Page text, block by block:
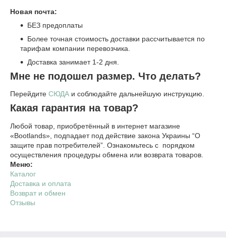
Новая почта:
БЕЗ предоплаты
Более точная стоимость доставки рассчитывается по
тарифам компании перевозчика.
Доставка занимает 1-2 дня.
Мне не подошел размер. Что делать?
Перейдите СЮДА и соблюдайте дальнейшую инструкцию.
Какая гарантия на товар?
Любой товар, приобретённый в интернет магазине
«Bootlands», подпадает под действие закона Украины “О
защите прав потребителей”. Ознакомьтесь с порядком
осуществления процедуры обмена или возврата товаров.
Меню:
Каталог
Доставка и оплата
Возврат и обмен
Отзывы